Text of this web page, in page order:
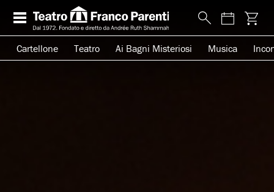
Cartellone Teatro Ai Bagni Misteriosi Musica